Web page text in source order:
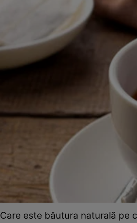
Care este băutura naturală pe